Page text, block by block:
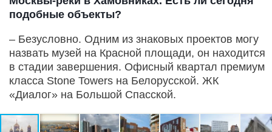
подобные объекты?
– Безусловно. Одним из знаковых проектов могу
назвать музей на Красной площади, он находится
в стадии завершения. Офисный квартал премиум
класса Stone Towers на Белорусской. ЖК
«Диалог» на Большой Спасской.